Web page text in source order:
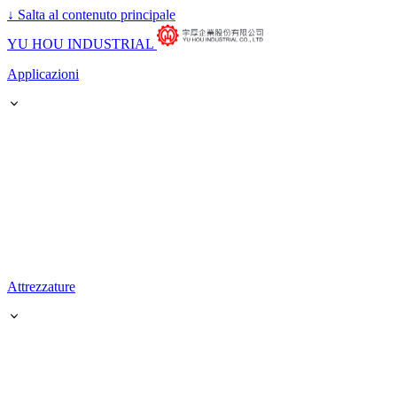
↓ Salta al contenuto principale
YU HOU INDUSTRIAL
Applicazioni
Attrezzature